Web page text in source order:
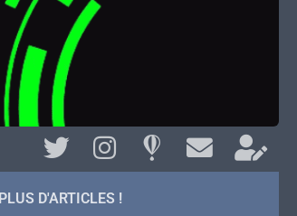
PLUS D'ARTICLES !